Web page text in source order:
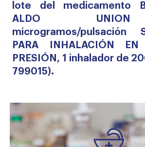
lote del medicamento
ALDO
microgramos/pulsación
PARA INHALACIÓN
PRESIÓN, 1 inhalador de
799015).